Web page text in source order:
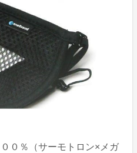
０％（サーモトロン×メガ